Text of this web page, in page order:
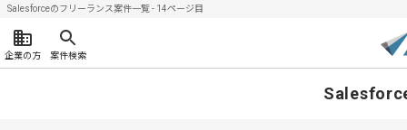
Salesforceのフリーランス案件一覧 - 14ページ目
企業の方 案件検索